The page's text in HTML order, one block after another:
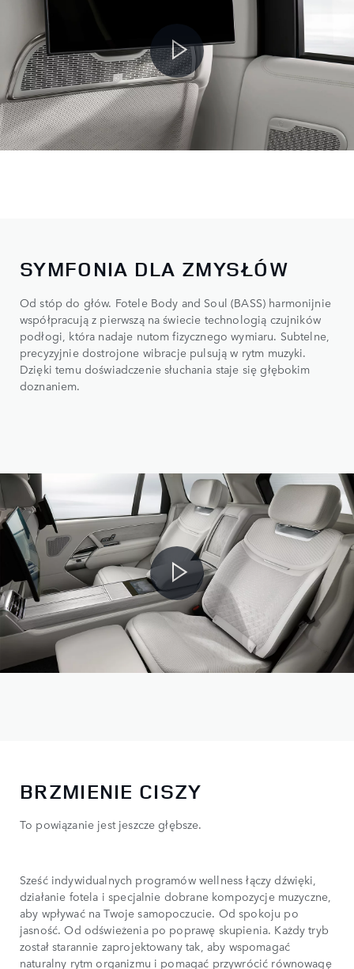
SYMFONIA DLA ZMYSŁÓW
Od stóp do głów. Fotele Body and Soul (BASS) harmonijnie
współpracują z pierwszą na świecie technologią czujników
podłogi, która nadaje nutom fizycznego wymiaru. Subtelne,
precyzyjnie dostrojone wibracje pulsują w rytm muzyki.
Dzięki temu doświadczenie słuchania staje się głębokim
doznaniem.
BRZMIENIE CISZY
To powiązanie jest jeszcze głębsze.
Sześć indywidualnych programów wellness łączy dźwięki,
działanie fotela i specjalnie dobrane kompozycje muzyczne,
aby wpływać na Twoje samopoczucie. Od spokoju po
jasność. Od odświeżenia po poprawę skupienia. Każdy tryb
został starannie zaprojektowany tak, aby wspomagać
naturalny rytm organizmu i pomagać przywrócić równowagę